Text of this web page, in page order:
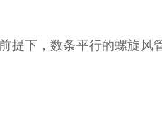
提下，数条平行的螺旋